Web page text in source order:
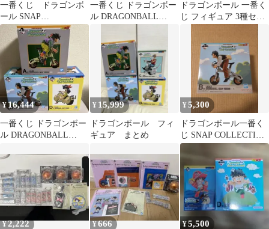
一番くじ ドラゴンボ
ール SNAP
COLLECTION 2 B
賞 孫悟空
一番くじ ドラゴンボー
ル DRAGONBALL
ドラゴンボール 一番く
じ フィギュア 3種セッ
¥16,444
一番くじ ドラゴンボー
ル DRAGONBALL
¥ 15,999
ドラゴンボール フィ
ギュア まとめ
¥5,300
ドラゴンボール一番く
じ SNAP COLLECTION
B賞 孫悟飯 未開封品
¥2,222 ¥666 ¥5,500